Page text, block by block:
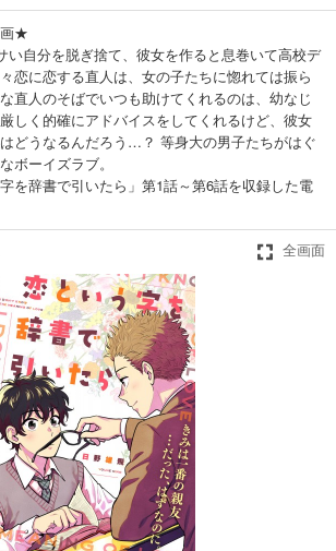
画★
い自分を脱ぎ捨て、彼女を作ると息巻いて高校デ
恋に恋する直人は、女の子たちに惚れては振ら
直人のそばでいつも助けてくれるのは、幼なじ
しく的確にアドバイスをしてくれるけど、彼女
どうなるんだろう…？ 等身大の男子たちがはぐ
ボーイズラブ。
を辞書で引いたら」第1話～第6話を収録した電
全画面